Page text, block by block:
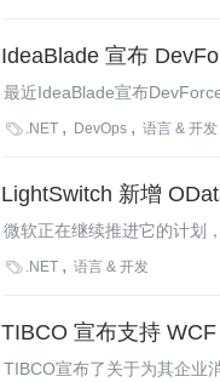
IdeaBlade 宣布
最近IdeaBlade宣布
 .NET DevOps 语言 & 开发
LightSwitch 新增
微软正在继续推进它的计划
创建和使用OData服务。
 .NET 语言 & 开发
TIBCO 宣布支持 WCF
TIBCO宣布了关于为其企业